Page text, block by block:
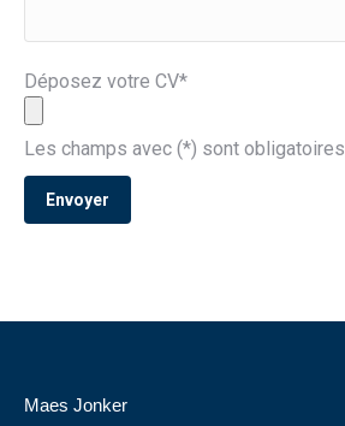
Déposez votre CV*
Les champs avec (*) sont obligatoires
Maes Jonker